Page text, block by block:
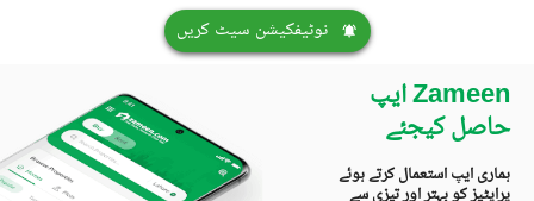
نوٹیفکیشن سیٹ کریں
Zameen ایپ
حاصل کیجئے
ہماری ایپ استعمال کرتے ہوئے